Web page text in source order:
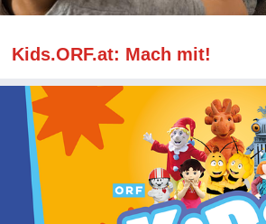
Kids.ORF.at: Mach mit!